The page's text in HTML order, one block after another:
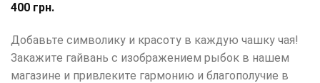
400 грн.
Добавьте символику и красоту в каждую чашку чая!
Закажите гайвань с изображением рыбок в нашем
магазине и привлеките гармонию и благополучие в